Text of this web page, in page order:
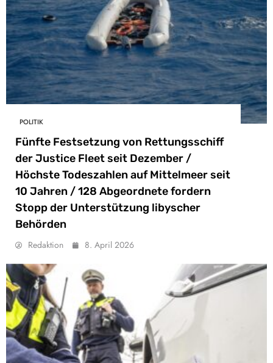
POLITIK
Fünfte Festsetzung von Rettungsschiff
der Justice Fleet seit Dezember /
Höchste Todeszahlen auf Mittelmeer seit
10 Jahren / 128 Abgeordnete fordern
Stopp der Unterstützung libyscher
Behörden
Redaktion 8. April 2026